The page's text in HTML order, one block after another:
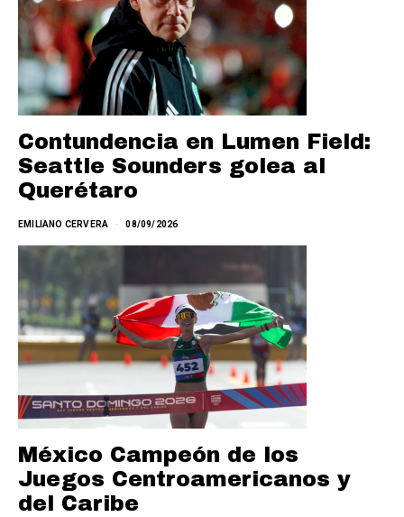
Contundencia en Lumen Field:
Seattle Sounders golea al
Querétaro
EMILIANO CERVERA 08/09/2026
México Campeón de los
Juegos Centroamericanos y
del Caribe